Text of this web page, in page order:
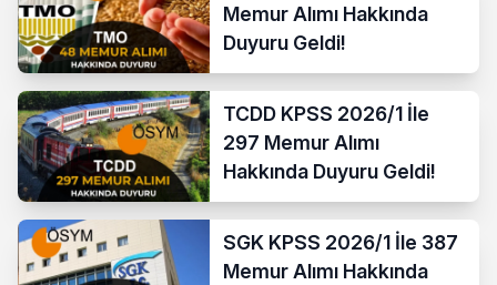
Memur Alımı Hakkında
Duyuru Geldi!
TCDD KPSS 2026/1 İle
297 Memur Alımı
Hakkında Duyuru Geldi!
SGK KPSS 2026/1 İle 387
Memur Alımı Hakkında